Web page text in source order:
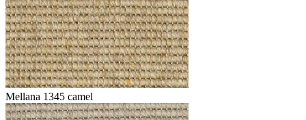
Mellana 1345 camel